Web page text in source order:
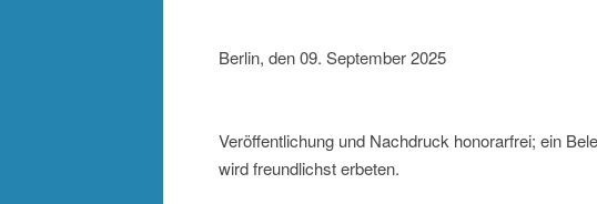
Berlin, den 09. September 2025
Veröffentlichung und Nachdruck honorarfrei; ein
wird freundlichst erbeten.